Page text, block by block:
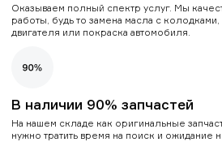
Оказываем полный спектр услуг. Мы
работы, будь то замена масла с
двигателя или покраска автомобиля.
В наличии 90% запчастей
На нашем складе как оригинальные
нужно тратить время на поиск и ожидание